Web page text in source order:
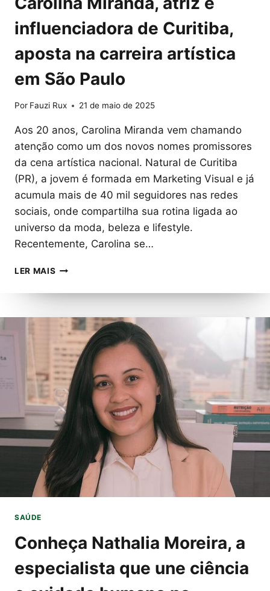
influenciadora de Curitiba,
aposta na carreira artística
em São Paulo
Por Fauzi Rux 21 de maio de 2025
Aos 20 anos, Carolina Miranda vem chamando
atenção como um dos novos nomes promissores
da cena artística nacional. Natural de Curitiba
(PR), a jovem é formada em Marketing Visual e já
acumula mais de 40 mil seguidores nas redes
sociais, onde compartilha sua rotina ligada ao
universo da moda, beleza e lifestyle.
Recentemente, Carolina se…
LER MAIS CAROLINA
ATRIZ
INFLUENCIADORA
CURITIBA,
APOSTA
NA
CARREIRA
ARTÍSTICA
EM
SÃO
PAULO
SAÚDE
Conheça Nathalia Moreira, a
especialista que une ciência